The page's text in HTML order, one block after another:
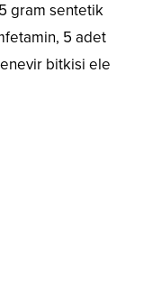
gram sentetik
5 adet
bitkisi ele